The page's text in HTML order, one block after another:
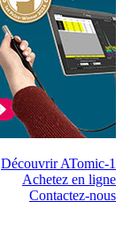
Découvrir ATomic-1
Achetez en ligne
Contactez-nous